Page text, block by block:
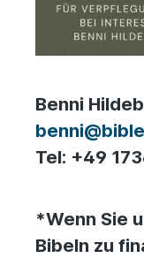
Benni
Tel: +49
*Wenn Sie
Bibeln zu